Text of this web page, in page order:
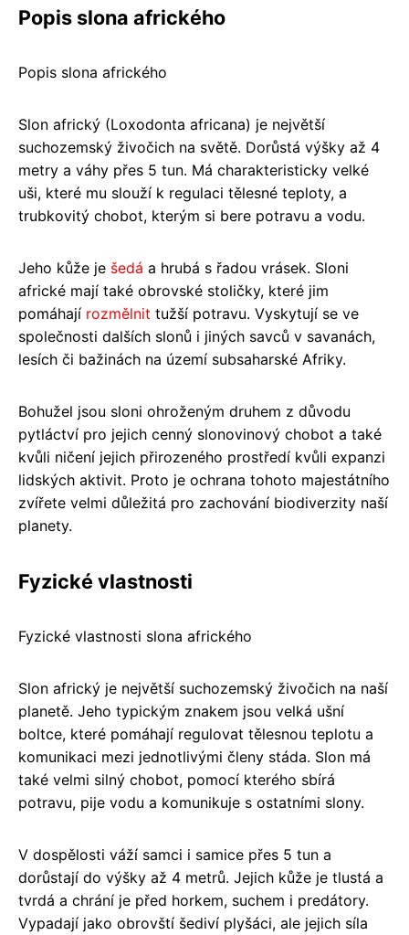
Popis slona afrického
Popis slona afrického
Slon africký (Loxodonta africana) je největší
suchozemský živočich na světě. Dorůstá výšky až 4
metry a váhy přes 5 tun. Má charakteristicky velké
uši, které mu slouží k regulaci tělesné teploty, a
trubkovitý chobot, kterým si bere potravu a vodu.
Jeho kůže je šedá a hrubá s řadou vrásek. Sloni
africké mají také obrovské stoličky, které jim
pomáhají rozmělnit tužší potravu. Vyskytují se ve
společnosti dalších slonů i jiných savců v savanách,
lesích či bažinách na území subsaharské Afriky.
Bohužel jsou sloni ohroženým druhem z důvodu
pytláctví pro jejich cenný slonovinový chobot a také
kvůli ničení jejich přirozeného prostředí kvůli expanzi
lidských aktivit. Proto je ochrana tohoto majestátního
zvířete velmi důležitá pro zachování biodiverzity naší
planety.
Fyzické vlastnosti
Fyzické vlastnosti slona afrického
Slon africký je největší suchozemský živočich na naší
planetě. Jeho typickým znakem jsou velká ušní
boltce, které pomáhají regulovat tělesnou teplotu a
komunikaci mezi jednotlivými členy stáda. Slon má
také velmi silný chobot, pomocí kterého sbírá
potravu, pije vodu a komunikuje s ostatními slony.
V dospělosti váží samci i samice přes 5 tun a
dorůstají do výšky až 4 metrů. Jejich kůže je tlustá a
tvrdá a chrání je před horkem, suchem i predátory.
Vypadají jako obrovští šediví plyšáci, ale jejich síla